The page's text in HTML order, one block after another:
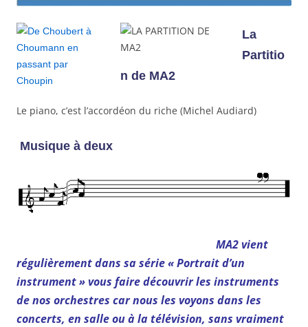
La
Partitio
n de MA2
Le piano, c’est l’accordéon du riche (Michel Audiard)
Musique à deux
MA2 vient
régulièrement dans sa série « Portrait d’un
instrument » vous faire découvrir les instruments
de nos orchestres car nous les voyons dans les
concerts, en salle ou à la télévision, sans vraiment